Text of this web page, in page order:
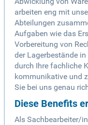
arbeiten eng mit
Abteilungen
Aufgaben wie das
Vorbereitung von
der Lagerbestände
durch Ihre fachliche
kommunikative und
Sie bei uns genau
Diese Benefits
Als Sachbearbeiter/